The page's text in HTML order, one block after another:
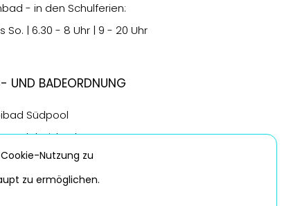
- in den Schulferien:
So. | 6.30 - 8 Uhr | 9 - 20 Uhr
und Badeordnung
Südpool
& Erlebnisbad Wananas
Nutzung zu
zu ermöglichen.